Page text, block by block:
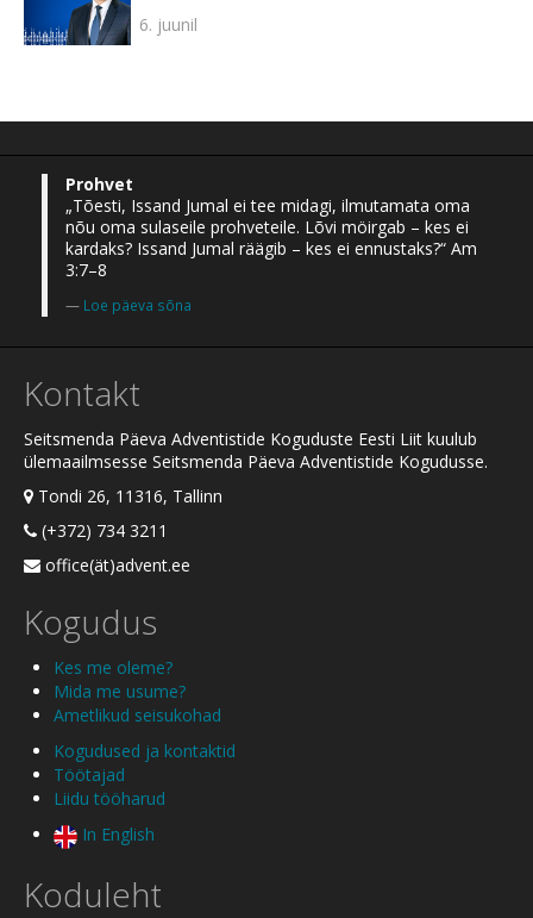
6. juunil
Prohvet
„Tõesti, Issand Jumal ei tee midagi, ilmutamata oma
nõu oma sulaseile prohveteile. Lõvi möirgab – kes ei
kardaks? Issand Jumal räägib – kes ei ennustaks?“ Am
3:7–8
Loe päeva sõna
Kontakt
Seitsmenda Päeva Adventistide Koguduste Eesti Liit kuulub
ülemaailmsesse Seitsmenda Päeva Adventistide Kogudusse.
Tondi 26, 11316, Tallinn
(+372) 734 3211
office(ät)advent.ee
Kogudus
Kes me oleme?
Mida me usume?
Ametlikud seisukohad
Kogudused ja kontaktid
Töötajad
Liidu tööharud
In English
Koduleht